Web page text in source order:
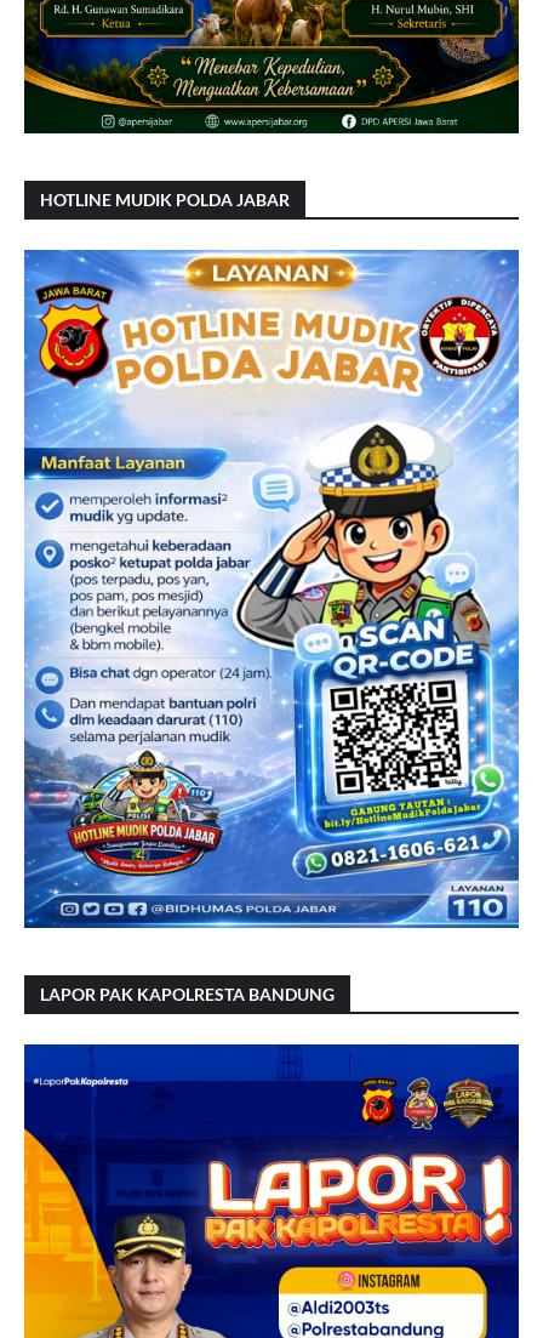
HOTLINE MUDIK POLDA JABAR
LAPOR PAK KAPOLRESTA BANDUNG